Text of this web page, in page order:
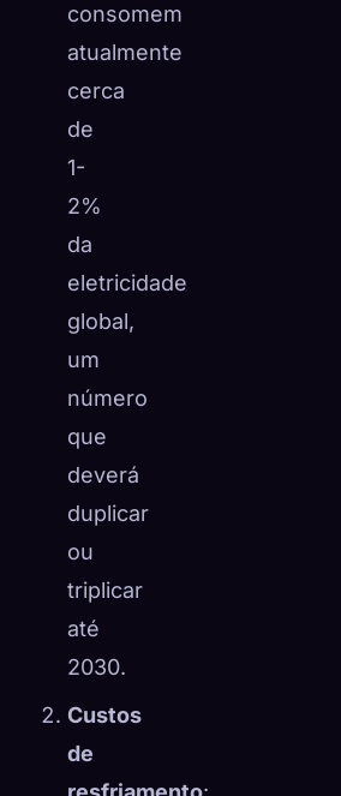
consomem
atualmente
cerca
de
1-
2%
da
eletricidade
global,
um
número
que
deverá
duplicar
ou
triplicar
até
2030.
Custos
de